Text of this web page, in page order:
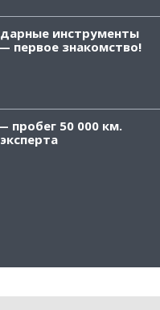
инструменты
— первое знакомство!
пробег 50 000 км.